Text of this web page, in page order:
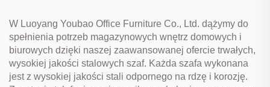
W Luoyang Youbao Office Furniture Co., Ltd. dążymy do
spełnienia potrzeb magazynowych wnętrz domowych i
biurowych dzięki naszej zaawansowanej ofercie trwałych,
wysokiej jakości stalowych szaf. Każda szafa wykonana
jest z wysokiej jakości stali odpornego na rdzę i korozję.